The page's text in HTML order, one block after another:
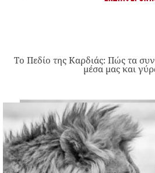
Το Πεδίο της Καρδιάς: Πώς τα
μέσα μας και